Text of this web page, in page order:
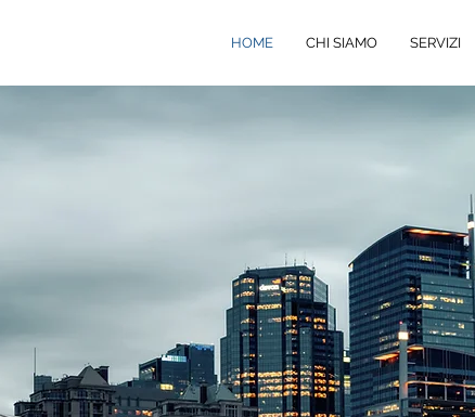
HOME CHI SIAMO SERVIZI